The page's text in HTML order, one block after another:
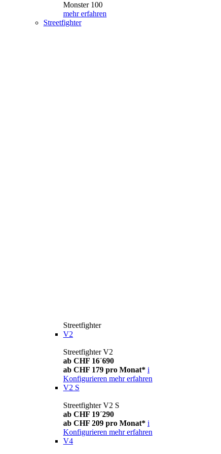
Monster 100
mehr erfahren
Streetfighter
Streetfighter
V2
Streetfighter V2
ab CHF 16´690
ab CHF 179 pro Monat* i
Konfigurieren mehr erfahren
V2 S
Streetfighter V2 S
ab CHF 19´290
ab CHF 209 pro Monat* i
Konfigurieren mehr erfahren
V4